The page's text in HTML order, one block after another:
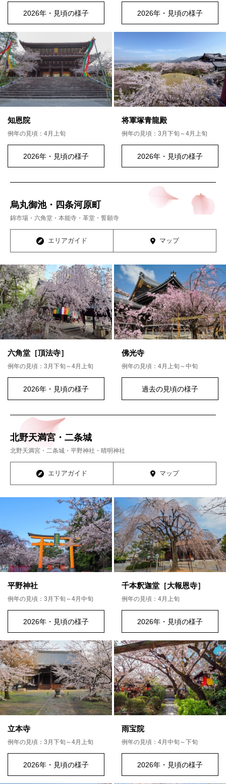
2026年・見頃の様子 2026年・見頃の様子
知恩院
例年の見頃：4月上旬
2026年・見頃の様子
将軍塚青龍殿
例年の見頃：3月下旬～4月上旬
2026年・見頃の様子
烏丸御池・四条河原町
錦市場・六角堂・本能寺・革堂・誓願寺
エリアガイド マップ
六角堂［頂法寺］
例年の見頃：3月下旬～4月上旬
2026年・見頃の様子
佛光寺
例年の見頃：4月上旬～中旬
過去の見頃の様子
北野天満宮・二条城
北野天満宮・二条城・平野神社・晴明神社
エリアガイド マップ
平野神社
例年の見頃：3月下旬～4月中旬
2026年・見頃の様子
千本釈迦堂［大報恩寺］
例年の見頃：4月上旬
2026年・見頃の様子
立本寺
例年の見頃：3月下旬～4月上旬
2026年・見頃の様子
雨宝院
例年の見頃：4月中旬～下旬
2026年・見頃の様子